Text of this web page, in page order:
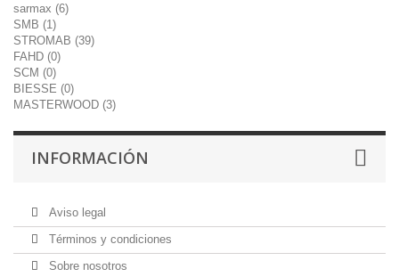
sarmax (6)
SMB (1)
STROMAB (39)
FAHD (0)
SCM (0)
BIESSE (0)
MASTERWOOD (3)
INFORMACIÓN
Aviso legal
Términos y condiciones
Sobre nosotros